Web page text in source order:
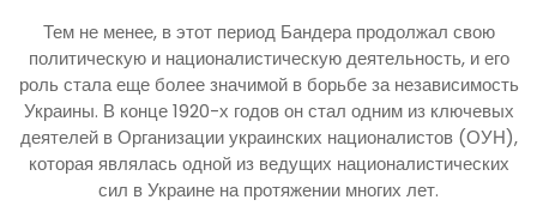
Тем не менее, в этот период Бандера продолжал свою
политическую и националистическую деятельность, и его
роль стала еще более значимой в борьбе за независимость
Украины. В конце 1920-х годов он стал одним из ключевых
деятелей в Организации украинских националистов (ОУН),
которая являлась одной из ведущих националистических
сил в Украине на протяжении многих лет.